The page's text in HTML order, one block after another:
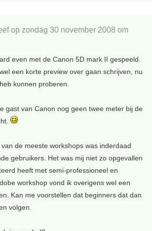
op zondag 30 november 2008 om
even met de Canon 5D mark II gespeeld.
een korte preview over gaan schrijven, nu
kunnen proberen.
gast van Canon nog geen twee meter bij de
de meeste workshops was inderdaad
gebruikers. Het was mij niet zo opgevallen
heeft met semi-professioneel en
workshop vond ik overigens wel een
Kan me voorstellen dat beginners dat dan
volgen.